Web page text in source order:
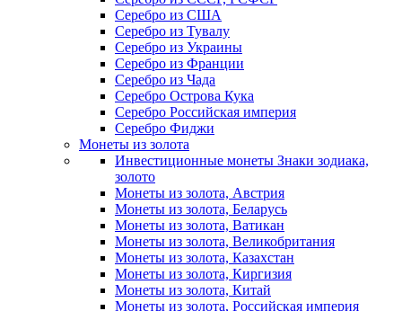
Серебро из США
Серебро из Тувалу
Серебро из Украины
Серебро из Франции
Серебро из Чада
Серебро Острова Кука
Серебро Российская империя
Серебро Фиджи
Монеты из золота
Инвестиционные монеты Знаки зодиака,
золото
Монеты из золота, Австрия
Монеты из золота, Беларусь
Монеты из золота, Ватикан
Монеты из золота, Великобритания
Монеты из золота, Казахстан
Монеты из золота, Киргизия
Монеты из золота, Китай
Монеты из золота, Российская империя